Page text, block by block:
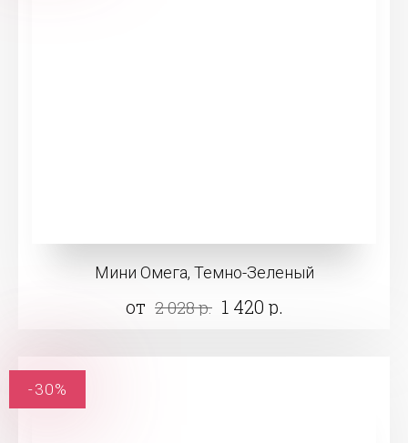
Мини Омега, Темно-Зеленый
от 2 028 р. 1 420 р.
-30%